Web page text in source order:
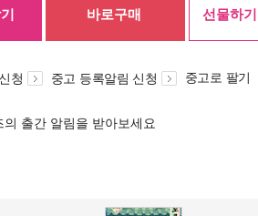
바로구매 선물하기
청 중고 등록알림 신청 중고로 팔기
출간 알림을 받아보세요